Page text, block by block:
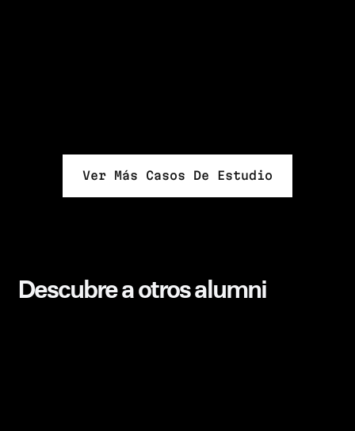
Ver Más Casos De Estudio
Descubre a otros alumni